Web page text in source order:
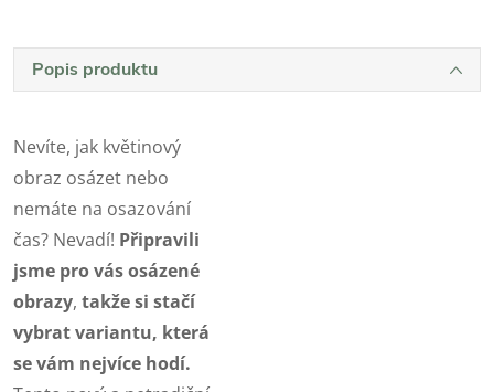
Popis produktu
Nevíte, jak květinový
obraz osázet nebo
nemáte na osazování
čas? Nevadí! Připravili
jsme pro vás osázené
obrazy, takže si stačí
vybrat variantu, která
se vám nejvíce hodí.